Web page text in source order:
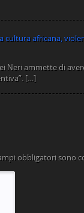
cultura africana,
Neri ammette di
[…]
obbligatori sono